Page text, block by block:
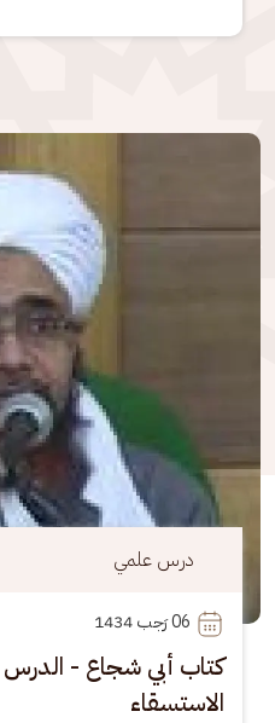
الصورة
درس علمي
06 رَجب 1434
كتاب أبي شجاع - الدرس
الاستسقاء